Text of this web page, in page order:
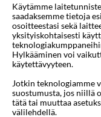
Aegean Plaza
Kamari,Santorini,
Käytämme
saadaksemme tietoja
osoitteestasi sekä
yksityiskohtaisesti
Hylkääminen voi
käytettävyyteen.
Jotkin teknologiamme
suostumusta, jos niillä
tätä tai muuttaa
välilehdellä.